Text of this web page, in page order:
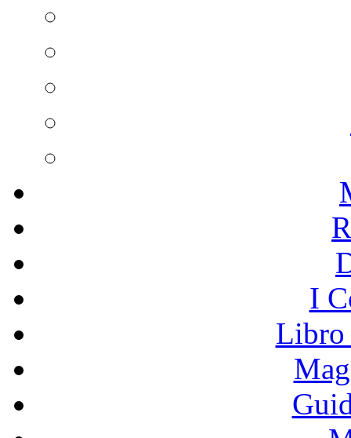
I
Libro